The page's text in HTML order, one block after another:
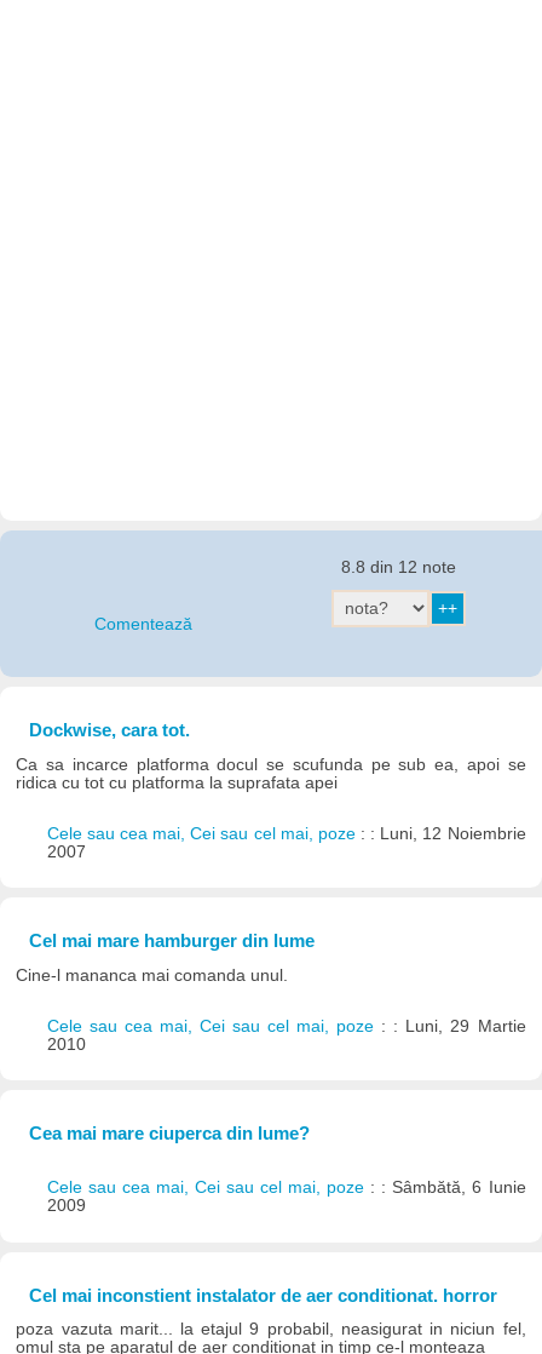
Comentează
8.8 din 12 note
Dockwise, cara tot.
Ca sa incarce platforma docul se scufunda pe sub ea, apoi se
ridica cu tot cu platforma la suprafata apei
Cele sau cea mai, Cei sau cel mai, poze : : Luni, 12 Noiembrie
2007
Cel mai mare hamburger din lume
Cine-l mananca mai comanda unul.
Cele sau cea mai, Cei sau cel mai, poze : : Luni, 29 Martie
2010
Cea mai mare ciuperca din lume?
Cele sau cea mai, Cei sau cel mai, poze : : Sâmbătă, 6 Iunie
2009
Cel mai inconstient instalator de aer conditionat. horror
poza vazuta marit... la etajul 9 probabil, neasigurat in niciun fel,
omul sta pe aparatul de aer conditionat in timp ce-l monteaza